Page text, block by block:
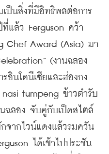
ป็นสิ่งที่มีอิทธิพลต่อการ
ที่แล้ว Ferguson คว้า
Chef Award (Asia) มา
(งานฉลอง
อินโดนีเซียและฮ่องกง
tumpeng ข้าวตำรับ
ฉลอง จับคู่กับเป็ดสไตล์
จากไวน์แดงแล้วรมควัน
ได้เข้าไปประชัน